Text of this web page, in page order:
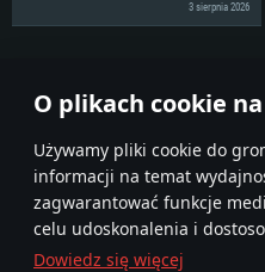
O plikach cookie
Używamy pliki cookie do
informacji na temat
zagwarantować funkcje
celu udoskonalenia i
Dowiedz się więcej
3 sierpnia 2026